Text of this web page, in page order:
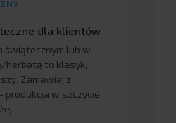
dla klientów
świątecznym lub w
herbatą to klasyk,
Zamawiaj z
produkcja w szczycie